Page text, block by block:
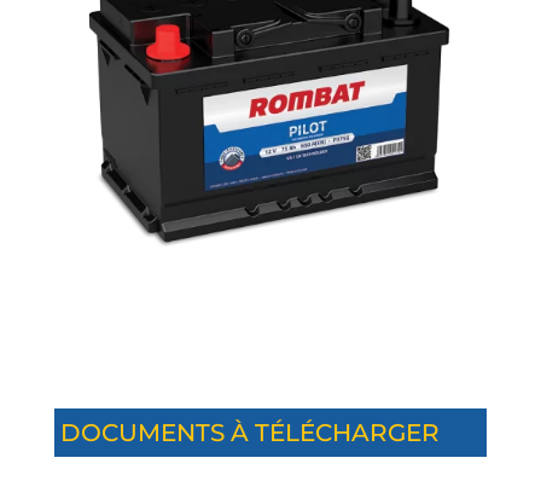
DOCUMENTS À TÉLÉCHARGER